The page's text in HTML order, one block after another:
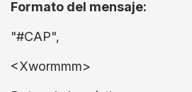
Formato del mensaje:
"#CAP",
<Xwormmm>